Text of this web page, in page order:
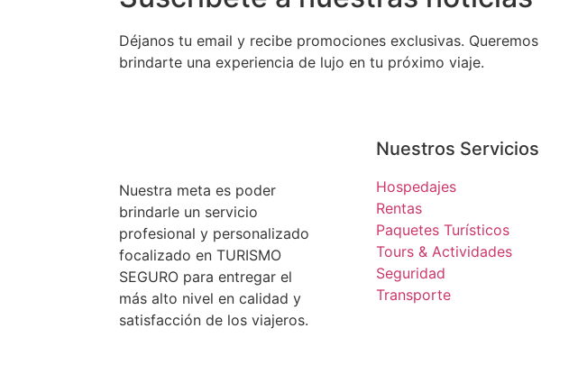
Déjanos tu email y recibe promociones exclusivas. Queremos
brindarte una experiencia de lujo en tu próximo viaje.
Nuestra meta es poder
brindarle un servicio
profesional y personalizado
focalizado en TURISMO
SEGURO para entregar el
más alto nivel en calidad y
satisfacción de los viajeros.
Nuestros Servicios
Hospedajes
Rentas
Paquetes Turísticos
Tours & Actividades
Seguridad
Transporte